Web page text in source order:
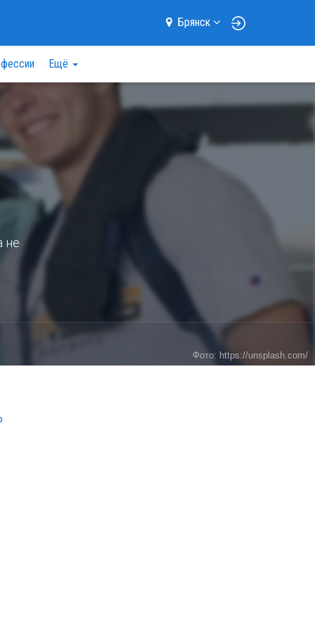
Брянск
Ещё
не
Фото: https://unsplash.com/